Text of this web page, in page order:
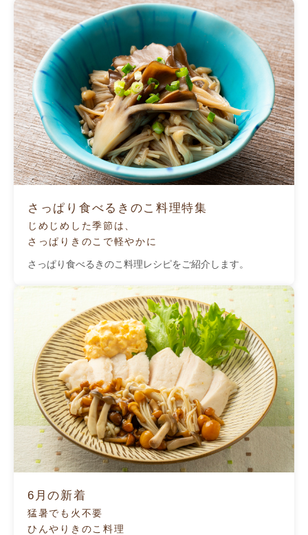
さっぱり食べるきのこ料理特集
じめじめした季節は、
さっぱりきのこで軽やかに
さっぱり食べるきのこ料理レシピをご紹介します。
6月の新着
猛暑でも火不要
ひんやりきのこ料理